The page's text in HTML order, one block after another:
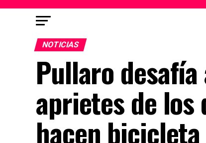
NOTICIAS
Pullaro
aprietes de los
hacen